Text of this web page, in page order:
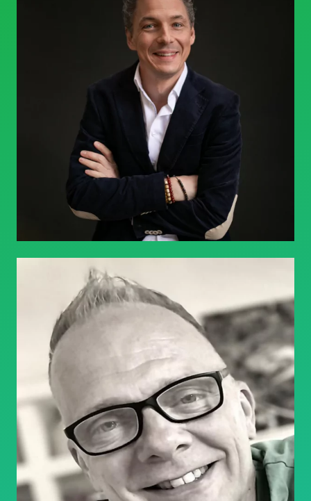
Michael Maus
MEET GERMANY Speaker
Marie Lang
Kickbox-Weltmeisterin